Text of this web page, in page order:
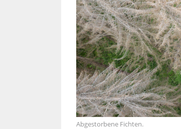
Abgestorbene Fichten.